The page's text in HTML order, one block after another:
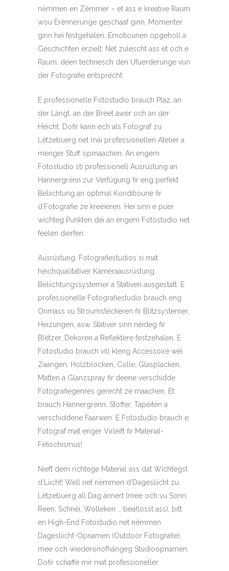
nëmmen en Zëmmer – et ass e kreative Raum
wou Erënnerunge geschaaf ginn, Momenter
ginn hei festgehalen, Emotiounen opgeholl a
Geschichten erzielt. Net zulescht ass et och e
Raum, deen technesch den Ufuerderunge vun
der Fotografie entsprécht.
E professionelle Fotostudio brauch Plaz, an
der Längt, an der Breet awer och an der
Héicht. Dofir kann ech als Fotograf zu
Lëtzebuerg net mäi professionellen Atelier a
menger Stuff opmaachen. An engem
Fotostudio sti professionell Ausrüstung an
Hannergrënn zur Verfügung fir eng perfekt
Beliichtung an optimal Konditioune fir
d’Fotografie ze kreéieren. Hei sinn e puer
wichteg Punkten déi an engem Fotostudio net
feelen dierfen:
Ausrüstung: Fotografiestudios si mat
héichqualitativer Kameraausrüstung,
Beliichtungssystemer a Stativen ausgestatt. E
professionelle Fotografiestudio brauch eng
Onmass vu Stroumstéckeren fir Blitzsystemer,
Heizungen, asw. Stativer sinn néideg fir
Blëtzer, Dekoren a Reflektere festzehalen. E
Fotostudio brauch vill kleng Accessoirë wéi
Zaangen, Holzblocken, Colle, Glasplacken,
Matten a Glanzspray fir deene verschidde
Fotografiegenres gerecht ze maachen. Et
brauch Hannergrënn, Stoffer, Tapéiten a
verschiddene Faarwen. E Fotostudio brauch e
Fotograf mat enger Virléift fir Material-
Fetischismus!
Nieft dem richtege Material ass dat Wichtegst
d’Liicht! Well net nëmmen d’Dagesliicht zu
Lëtzebuerg all Dag ännert (mee och vu Sonn,
Reen, Schnéi, Wolleken … beaflosst ass), bitt
en High-End Fotostudio net nëmmen
Dagesliicht-Opnamen (Outdoor Fotografie),
mee och wiederonofhängeg Studioopnamen.
Dofir schaffe mir mat professioneller